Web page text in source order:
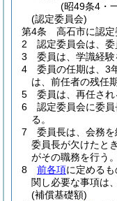
(昭49条4・
(認定委員会)
第4条
高石市に認定
2
認定委員会は、委
3
委員は、学識経験
4
委員の任期は、3
は、前任者の残任
5
委員は、再任され
6
認定委員会に委
る。
7
委員長は、会務を
委員長が欠けたと
がその職務を行う。
8
前各項に定める
関し必要な事項は
(補償基礎額)